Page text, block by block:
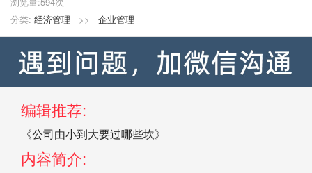
分类: 经济管理 >> 企业管理
编辑推荐:
《公司由小到大要过哪些坎》
内容简介: